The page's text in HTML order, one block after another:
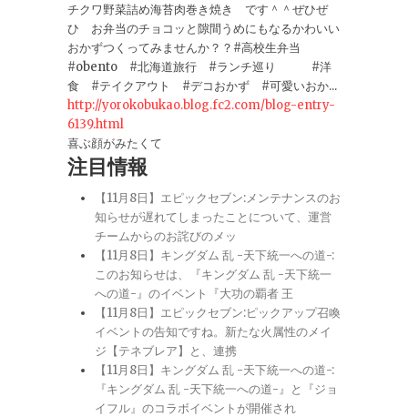
チクワ野菜詰め海苔肉巻き焼き です＾＾ぜひぜ
ひ お弁当のチョコッと隙間うめにもなるかわいい
おかずつくってみませんか？？#高校生弁当
#obento #北海道旅行 #ランチ巡り #洋
食 #テイクアウト #デコおかず #可愛いおか...
http://yorokobukao.blog.fc2.com/blog-entry-
6139.html
喜ぶ顔がみたくて
注目情報
【11月8日】エピックセブン:メンテナンスのお
知らせが遅れてしまったことについて、運営
チームからのお詫びのメッ
【11月8日】キングダム 乱 -天下統一への道-:
このお知らせは、『キングダム 乱 -天下統一
への道-』のイベント『大功の覇者 王
【11月8日】エピックセブン:ピックアップ召喚
イベントの告知ですね。新たな火属性のメイ
ジ【テネブレア】と、連携
【11月8日】キングダム 乱 -天下統一への道-:
『キングダム 乱 -天下統一への道-』と『ジョ
イフル』のコラボイベントが開催され